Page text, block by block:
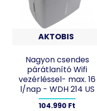
AKTOBIS
Nagyon csendes
párátlanító Wifi
vezérléssel- max. 16
l/nap - WDH 214 US
104.990 Ft